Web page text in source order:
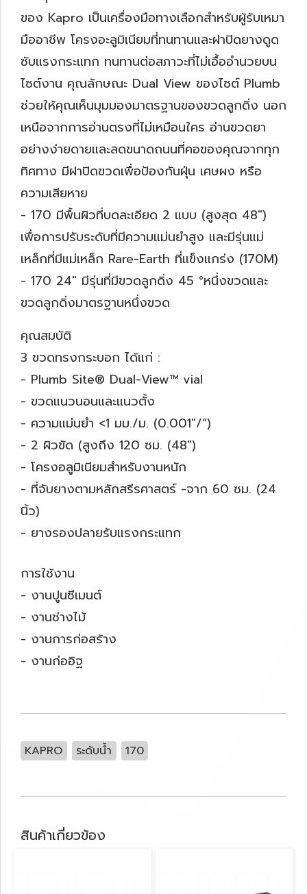
ของ Kapro เป็นเครื่องมือทางเลือกสำหรับผู้รับเหมา
มืออาชีพ โครงอะลูมิเนียมที่ทนทานและฝาปิดยางดูด
ซับแรงกระแทก ทนทานต่อสภาวะที่ไม่เอื้ออำนวยบน
ไซต์งาน คุณลักษณะ Dual View ของไซต์ Plumb
ช่วยให้คุณเห็นมุมมองมาตรฐานของขวดลูกดิ่ง นอก
เหนือจากการอ่านตรงที่ไม่เหมือนใคร อ่านขวดยา
อย่างง่ายดายและลดขนาดถนนที่คอของคุณจากทุก
ทิศทาง มีฝาปิดขวดเพื่อป้องกันฝุ่น เศษผง หรือ
ความเสียหาย
- 170 มีพื้นผิวที่บดละเอียด 2 แบบ (สูงสุด 48″)
เพื่อการปรับระดับที่มีความแม่นยำสูง และมีรุ่นแม่
เหล็กที่มีแม่เหล็ก Rare-Earth ที่แข็งแกร่ง (170M)
- 170 24″ มีรุ่นที่มีขวดลูกดิ่ง 45 °หนึ่งขวดและ
ขวดลูกดิ่งมาตรฐานหนึ่งขวด
คุณสมบัติ
3 ขวดทรงกระบอก ได้แก่ :
- Plumb Site® Dual-View™ vial
- ขวดแนวนอนและแนวตั้ง
- ความแม่นยำ <1 มม./ม. (0.001″/”)
- 2 ผิวขัด (สูงถึง 120 ซม. (48″)
- โครงอลูมิเนียมสำหรับงานหนัก
- ที่จับยางตามหลักสรีรศาสตร์ -จาก 60 ซม. (24
นิ้ว)
- ยางรองปลายรับแรงกระแทก
การใช้งาน
- งานปูนซีเมนต์
- งานช่างไม้
- งานการก่อสร้าง
- งานก่ออิฐ
KAPRO ระดับน้ำ 170
สินค้าเกี่ยวข้อง